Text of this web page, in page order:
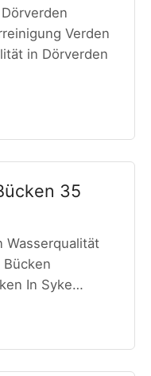
Verden
in Dörverden
35
Wasserqualität
In Syke…